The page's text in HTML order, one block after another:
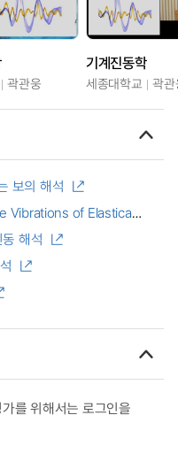
곽관웅
기계진동학
세종대학교 곽
보의 해석
Vibrations of Elastica
해석
를 위해서는 로그인을